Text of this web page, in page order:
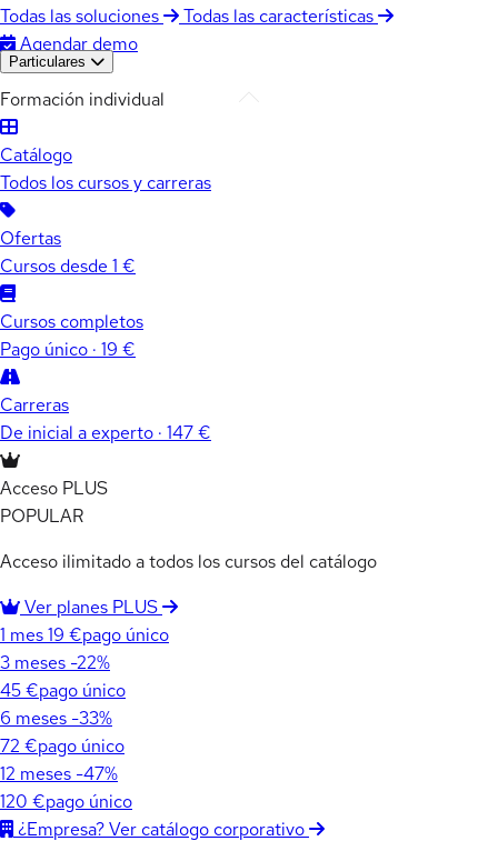
Todas las soluciones
Todas las características
Agendar demo
Particulares
Formación individual
Catálogo
Todos los cursos y carreras
Ofertas
Cursos desde 1 €
Cursos completos
Pago único · 19 €
Carreras
De inicial a experto · 147 €
Acceso PLUS
POPULAR
Acceso ilimitado a todos los cursos del catálogo
Ver planes PLUS
1 mes19 €pago único
3 meses -22%
45 €pago único
6 meses -33%
72 €pago único
12 meses -47%
120 €pago único
¿Empresa? Ver catálogo corporativo